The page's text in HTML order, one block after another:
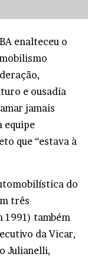
enalteceu o
e ousadia
jamais
equipe
que “estava à
do
três
1991) também
da Vicar,
Julianelli,